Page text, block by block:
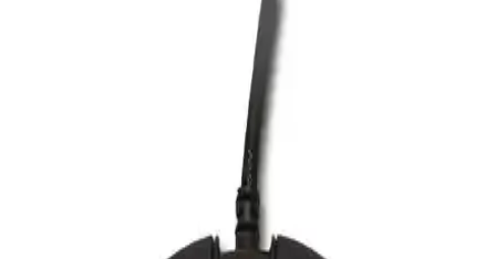
Attack Shark R1 Superlıght ve Rampage ZENITH
PRO 4K Kablosuz Oyuncu Fareleri Karşılaştırması
Bu makalede, Attack Shark R1 Superlıght ve Rampage ZENITH
PRO 4K kablosuz oyuncu farelerinin özellikleri, kullanıcı yorumları
ve performansları detaylı şekilde incelenerek en iyi seçim
Logitech G502 X ve Razer Basilisk V3
Karşılaştırması: Hangi Oyuncu Mouse'u Sizin İçin